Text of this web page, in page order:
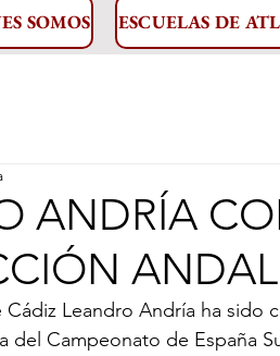
SOMOS ESCUELAS DE
ANDRÍA
Cádiz Leandro Andría ha sido
del Campeonato de España